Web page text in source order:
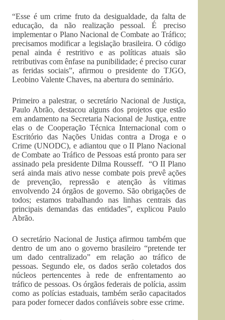
“Esse é um crime fruto da desigualdade, da falta de
educação, da não realização pessoal. É preciso
implementar o Plano Nacional de Combate ao Tráfico;
precisamos modificar a legislação brasileira. O código
penal ainda é restritivo e as políticas atuais são
retributivas com ênfase na punibilidade; é preciso curar
as feridas sociais”, afirmou o presidente do TJGO,
Leobino Valente Chaves, na abertura do seminário.
Primeiro a palestrar, o secretário Nacional de Justiça,
Paulo Abrão, destacou alguns dos projetos que estão
em andamento na Secretaria Nacional de Justiça, entre
elas o de Cooperação Técnica Internacional com o
Escritório das Nações Unidas contra a Droga e o
Crime (UNODC), e adiantou que o II Plano Nacional
de Combate ao Tráfico de Pessoas está pronto para ser
assinado pela presidente Dilma Rousseff. “O II Plano
será ainda mais ativo nesse combate pois prevê ações
de prevenção, repressão e atenção às vítimas
envolvendo 24 órgãos de governo. São obrigações de
todos; estamos trabalhando nas linhas centrais das
principais demandas das entidades”, explicou Paulo
Abrão.
O secretário Nacional de Justiça afirmou também que
dentro de um ano o governo brasileiro “pretende ter
um dado centralizado” em relação ao tráfico de
pessoas. Segundo ele, os dados serão coletados dos
núcleos pertencentes à rede de enfrentamento ao
tráfico de pessoas. Os órgãos federais de polícia, assim
como as polícias estaduais, também serão capacitados
para poder fornecer dados confiáveis sobre esse crime.